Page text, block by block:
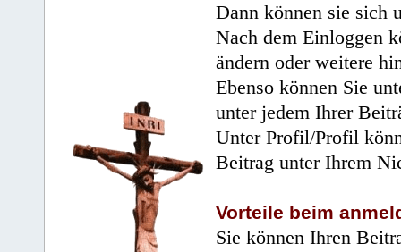
Dann können sie sich
Nach dem Einloggen
ändern oder weitere
Ebenso können Sie
unter jedem Ihrer
Unter Profil/Profil
Beitrag unter Ihrem
Vorteile beim
Sie können Ihren